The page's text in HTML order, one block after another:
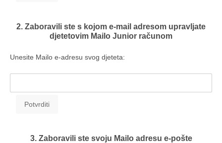
2. Zaboravili ste s kojom e-mail adresom upravljate
djetetovim Mailo Junior računom
Unesite Mailo e-adresu svog djeteta:
3. Zaboravili ste svoju Mailo adresu e-pošte